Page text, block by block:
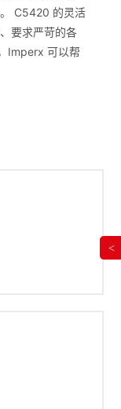
C5420 的灵活
要求严苛的各
Imperx 可以帮
<